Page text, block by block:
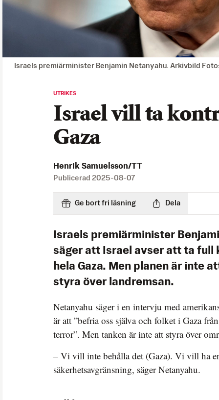
Israels premiärminister Benjamin Netanyahu. Arkivbild
UTRIKES
Israel vill ta
Gaza
Henrik Samuelsson/TT
Publicerad 2025-08-07
Ge bort fri läsning Dela
Israels premiärminister
säger att Israel avser att ta full
hela Gaza. Men planen är inte
styra över landremsan.
Netanyahu säger i en intervju med
är att ”befria oss själva och folket i Gaza
terror”. Men tanken är inte att styra över
– Vi vill inte behålla det (Gaza). Vi vill ha
säkerhetsavgränsning, säger Netanyahu.